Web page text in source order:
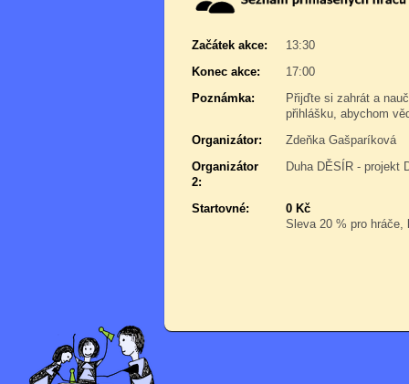
Začátek akce:
13:30
Konec akce:
17:00
Poznámka:
Přijďte si zahrát a
přihlášku, abychom
Organizátor:
Zdeňka Gašparíková
Organizátor
2:
Duha DĚSÍR - projekt
Startovné:
0 Kč
Sleva 20 % pro